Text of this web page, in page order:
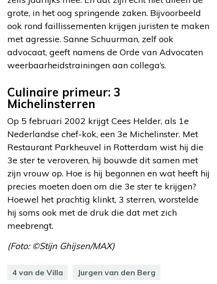
grote, in het oog springende zaken. Bijvoorbeeld
ook rond faillissementen krijgen juristen te maken
met agressie. Sanne Schuurman, zelf ook
advocaat, geeft namens de Orde van Advocaten
weerbaarheidstrainingen aan collega’s.
Culinaire primeur: 3
Michelinsterren
Op 5 februari 2002 krijgt Cees Helder, als 1e
Nederlandse chef-kok, een 3e Michelinster. Met
Restaurant Parkheuvel in Rotterdam wist hij die
3e ster te veroveren, hij bouwde dit samen met
zijn vrouw op. Hoe is hij begonnen en wat heeft hij
precies moeten doen om die 3e ster te krijgen?
Hoewel het prachtig klinkt, 3 sterren, worstelde
hij soms ook met de druk die dat met zich
meebrengt.
(Foto: ©Stijn Ghijsen/MAX)
4 van de Villa Jurgen van den Berg